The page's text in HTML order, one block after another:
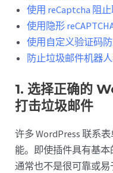
使用 reCaptcha 阻
使用隐形
使用自定义验证码
防止垃圾邮件机器
1. 选择正确的
打击垃圾邮件
许多 WordPress 联系
能。即使插件具有基
通常也不是很可靠或易